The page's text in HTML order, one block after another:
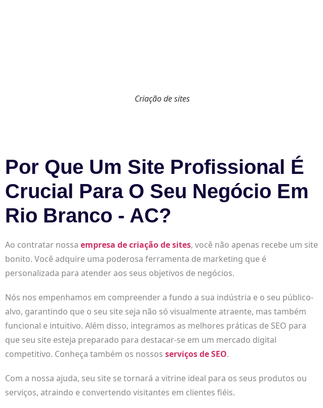
Criação de sites
Por Que Um Site Profissional É
Crucial Para O Seu Negócio Em
Rio Branco - AC?
Ao contratar nossa empresa de criação de sites, você não apenas recebe um site
bonito. Você adquire uma poderosa ferramenta de marketing que é
personalizada para atender aos seus objetivos de negócios.
Nós nos empenhamos em compreender a fundo a sua indústria e o seu público-
alvo, garantindo que o seu site seja não só visualmente atraente, mas também
funcional e intuitivo. Além disso, integramos as melhores práticas de SEO para
que seu site esteja preparado para destacar-se em um mercado digital
competitivo. Conheça também os nossos serviços de SEO.
Com a nossa ajuda, seu site se tornará a vitrine ideal para os seus produtos ou
serviços, atraindo e convertendo visitantes em clientes fiéis.